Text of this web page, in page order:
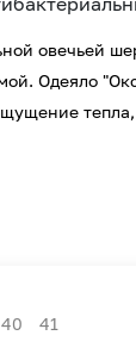
овечьей
Одеяло
40 41